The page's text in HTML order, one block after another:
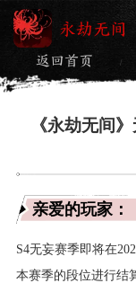
永劫无间
返回首页 /
《永劫无间
亲爱的玩家：
S4无妄赛季即将在
本赛季的段位进行结